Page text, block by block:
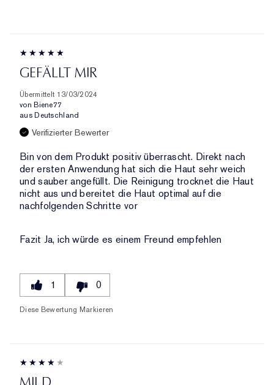
DER
DURCHSCHNITTLICHER
UND
BEWERTUNGEN
PRODUKTNAME,
MARKE,
KATEGORIE,
UND
DER
BEWERTUNGEN
GEFÄLLT MIR
Übermittelt 13/03/2024
von Biene77
aus Deutschland
Verifizierter Bewerter
Bin von dem Produkt positiv überrascht. Direkt nach
der ersten Anwendung hat sich die Haut sehr weich
und sauber angefüllt. Die Reinigung trocknet die Haut
nicht aus und bereitet die Haut optimal auf die
nachfolgenden Schritte vor
Fazit Ja, ich würde es einem Freund empfehlen
1 0
Diese Bewertung Markieren